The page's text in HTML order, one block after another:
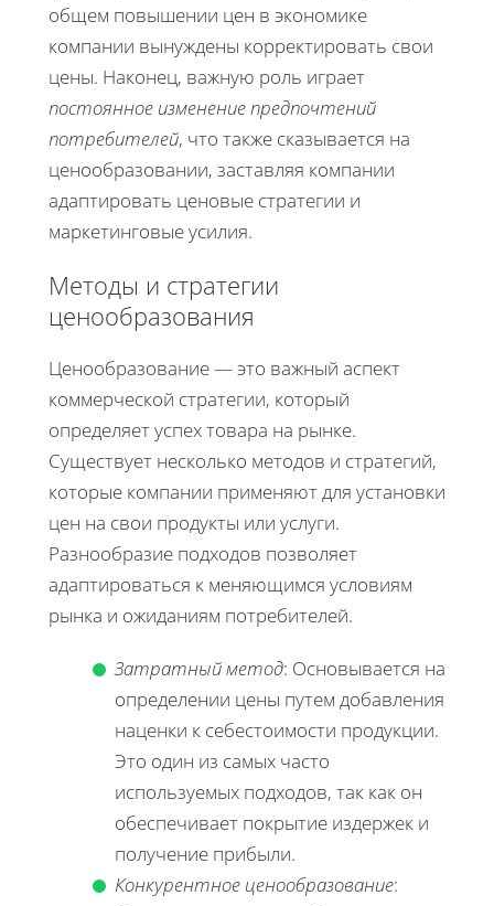
общем повышении цен в экономике
компании вынуждены корректировать свои
цены. Наконец, важную роль играет
постоянное изменение предпочтений
потребителей, что также сказывается на
ценообразовании, заставляя компании
адаптировать ценовые стратегии и
маркетинговые усилия.
Методы и стратегии
ценообразования
Ценообразование — это важный аспект
коммерческой стратегии, который
определяет успех товара на рынке.
Существует несколько методов и стратегий,
которые компании применяют для установки
цен на свои продукты или услуги.
Разнообразие подходов позволяет
адаптироваться к меняющимся условиям
рынка и ожиданиям потребителей.
Затратный метод: Основывается на
определении цены путем добавления
наценки к себестоимости продукции.
Это один из самых часто
используемых подходов, так как он
обеспечивает покрытие издержек и
получение прибыли.
Конкурентное ценообразование: